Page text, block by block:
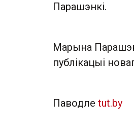
Парашэнкі.
Марына
публікацыі
Паводле tut.by